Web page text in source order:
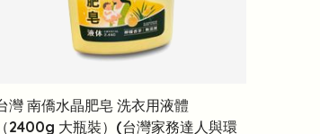
灣 南僑水晶肥皂 洗衣用液體
（2400g 大瓶裝）(台灣家務達人與環